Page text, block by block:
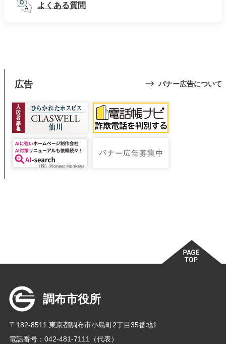
よくある質問
広告 バナー広告について
調布市役所
〒182-8511 東京都調布市小島町2丁目35番地1
電話番号：042-481-7111（代表）